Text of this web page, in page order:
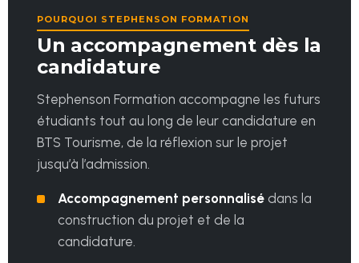
POURQUOI STEPHENSON FORMATION
Un accompagnement dès la
candidature
Stephenson Formation accompagne les futurs
étudiants tout au long de leur candidature en
BTS Tourisme, de la réflexion sur le projet
jusqu’à l’admission.
Accompagnement personnalisé dans la
construction du projet et de la
candidature.